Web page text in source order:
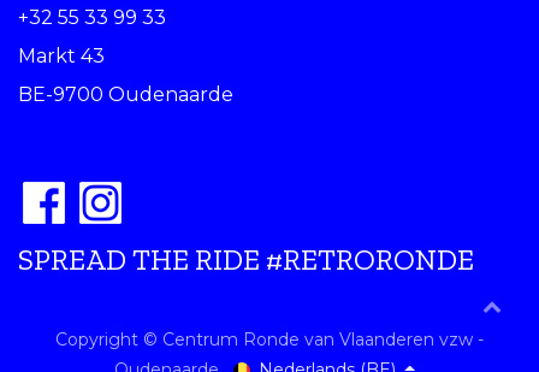
+32 55 33 99 33
Markt 43
BE-9700 Oudenaarde
SPREAD THE RIDE #RETRORONDE
Copyright © Centrum Ronde van Vlaanderen vzw -